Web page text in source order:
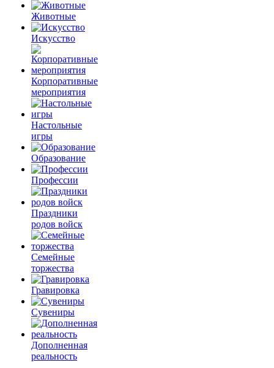
Животные
Искусство
Корпоративные
мероприятия
Настольные
игры
Образование
Профессии
Праздники
родов войск
Семейные
торжества
Гравировка
Сувениры
Дополненная
реальность